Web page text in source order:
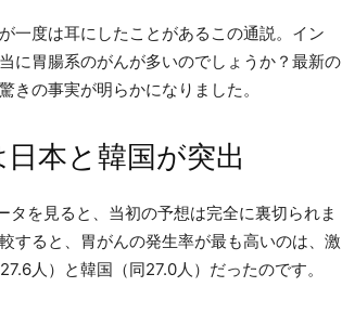
一度は耳にしたことがあるこの通説。イン
に胃腸系のがんが多いのでしょうか？最新の
きの事実が明らかになりました。
本と韓国が突出
を見ると、当初の予想は完全に裏切られま
すると、胃がんの発生率が最も高いのは、激
人）と韓国（同27.0人）だったのです。